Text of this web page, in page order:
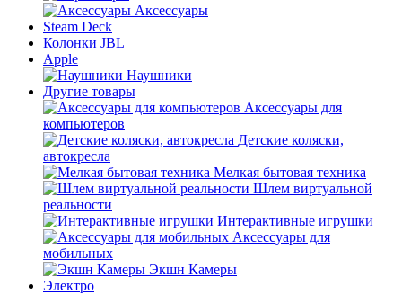
Аксессуары
Steam Deck
Колонки JBL
Apple
Наушники
Другие товары
Аксессуары для
компьютеров
Детские коляски,
автокресла
Мелкая бытовая техника
Шлем виртуальной
реальности
Интерактивные игрушки
Аксессуары для
мобильных
Экшн Камеры
Электро